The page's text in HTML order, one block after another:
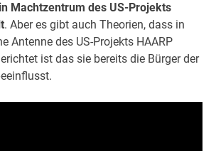
Machtzentrum des US-Projekts
. Aber es gibt auch Theorien, dass in
Antenne des US-Projekts HAARP
ist das sie bereits die Bürger der